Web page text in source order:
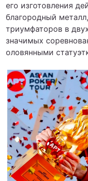
его изготовления
благородный
триумфаторов в
значимых
оловянными